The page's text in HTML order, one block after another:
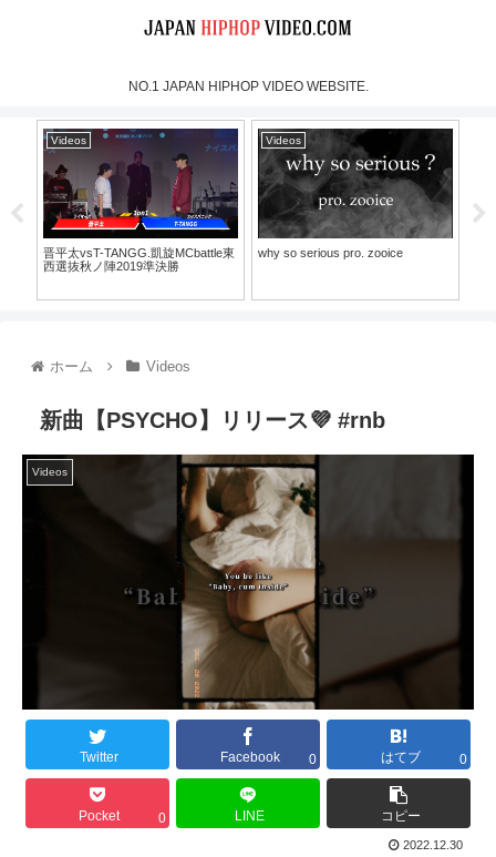
NO.1 JAPAN HIPHOP VIDEO WEBSITE.
Videos
晋平太vsT-TANGG.凱旋MCbattle東
西選抜秋ノ陣2019準決勝
Videos
why so serious pro. zooice
ホーム Videos
新曲【PSYCHO】リリース💜 #rnb
Videos
Twitter Facebook 0 はてブ 0
Pocket 0 LINE コピー
2022.12.30